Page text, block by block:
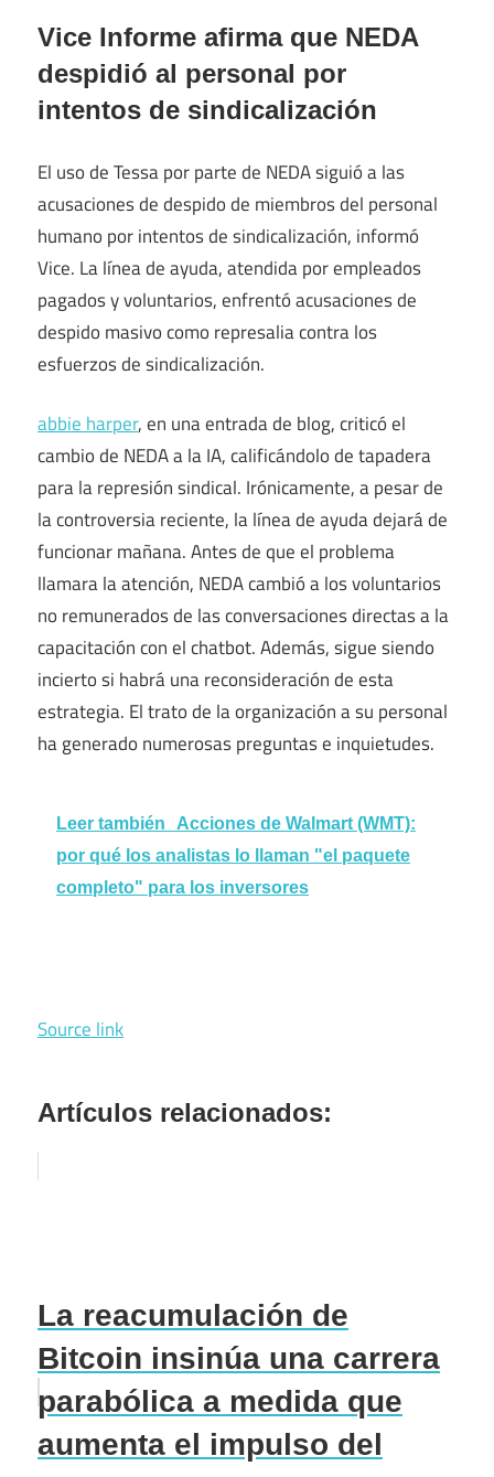
Vice Informe afirma que NEDA
despidió al personal por
intentos de sindicalización
El uso de Tessa por parte de NEDA siguió a las
acusaciones de despido de miembros del personal
humano por intentos de sindicalización, informó
Vice. La línea de ayuda, atendida por empleados
pagados y voluntarios, enfrentó acusaciones de
despido masivo como represalia contra los
esfuerzos de sindicalización.
abbie harper, en una entrada de blog, criticó el
cambio de NEDA a la IA, calificándolo de tapadera
para la represión sindical. Irónicamente, a pesar de
la controversia reciente, la línea de ayuda dejará de
funcionar mañana. Antes de que el problema
llamara la atención, NEDA cambió a los voluntarios
no remunerados de las conversaciones directas a la
capacitación con el chatbot. Además, sigue siendo
incierto si habrá una reconsideración de esta
estrategia. El trato de la organización a su personal
ha generado numerosas preguntas e inquietudes.
Leer también
Acciones de Walmart (WMT):
por qué los analistas lo llaman "el paquete
completo" para los inversores
Source link
Artículos relacionados:
La reacumulación de
Bitcoin insinúa una carrera
parabólica a medida que
aumenta el impulso del